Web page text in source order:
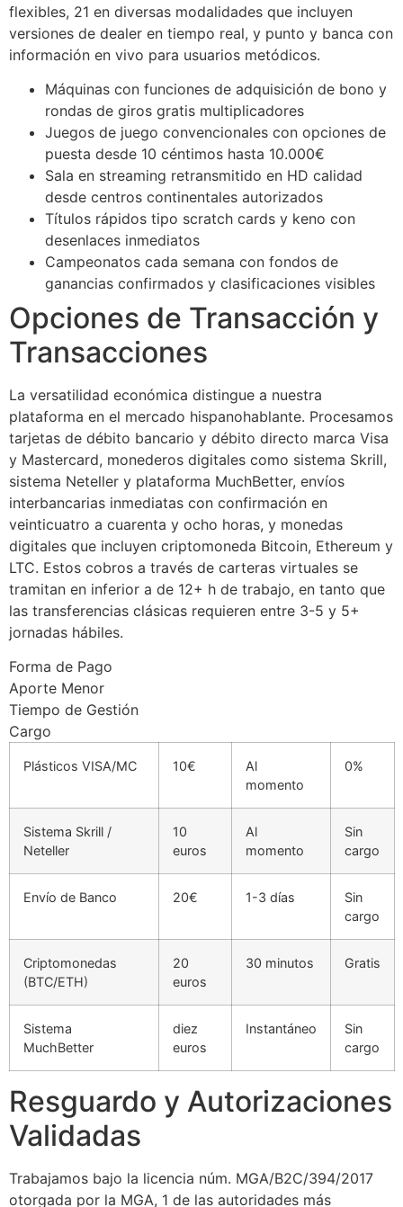
flexibles, 21 en diversas modalidades que incluyen
versiones de dealer en tiempo real, y punto y banca con
información en vivo para usuarios metódicos.
Máquinas con funciones de adquisición de bono y
rondas de giros gratis multiplicadores
Juegos de juego convencionales con opciones de
puesta desde 10 céntimos hasta 10.000€
Sala en streaming retransmitido en HD calidad
desde centros continentales autorizados
Títulos rápidos tipo scratch cards y keno con
desenlaces inmediatos
Campeonatos cada semana con fondos de
ganancias confirmados y clasificaciones visibles
Opciones de Transacción y
Transacciones
La versatilidad económica distingue a nuestra
plataforma en el mercado hispanohablante. Procesamos
tarjetas de débito bancario y débito directo marca Visa
y Mastercard, monederos digitales como sistema Skrill,
sistema Neteller y plataforma MuchBetter, envíos
interbancarias inmediatas con confirmación en
veinticuatro a cuarenta y ocho horas, y monedas
digitales que incluyen criptomoneda Bitcoin, Ethereum y
LTC. Estos cobros a través de carteras virtuales se
tramitan en inferior a de 12+ h de trabajo, en tanto que
las transferencias clásicas requieren entre 3-5 y 5+
jornadas hábiles.
Forma de Pago
Aporte Menor
Tiempo de Gestión
Cargo
Plásticos VISA/MC 10€
Al
momento
0%
Sistema Skrill /
Neteller
10
euros
Al
momento
Sin
cargo
Envío de Banco 20€ 1-3 días
Sin
cargo
Criptomonedas
(BTC/ETH)
20
euros
30 minutos Gratis
Sistema
MuchBetter
diez
euros
Instantáneo
Sin
cargo
Resguardo y Autorizaciones
Validadas
Trabajamos bajo la licencia núm. MGA/B2C/394/2017
otorgada por la MGA, 1 de las autoridades más